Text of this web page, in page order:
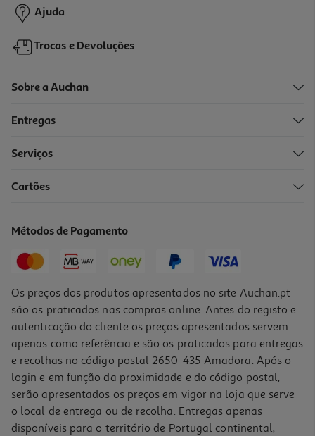
Ajuda
Trocas e Devoluções
Sobre a Auchan
Entregas
Serviços
Cartões
Métodos de Pagamento
Os preços dos produtos apresentados no site Auchan.pt
são os praticados nas compras online. Antes do registo e
autenticação do cliente os preços apresentados servem
apenas como referência e são os praticados para entregas
e recolhas no código postal 2650-435 Amadora. Após o
login e em função da proximidade e do código postal,
serão apresentados os preços em vigor na loja que serve
o local de entrega ou de recolha. Entregas apenas
disponíveis para o território de Portugal continental,